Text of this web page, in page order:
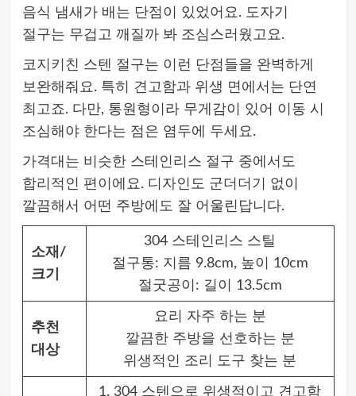
음식 냄새가 배는 단점이 있었어요. 도자기
절구는 무겁고 깨질까 봐 조심스러웠고요.
코지키친 스텐 절구는 이런 단점들을 완벽하게
보완해줘요. 특히 견고함과 위생 면에서는 단연
최고죠. 다만, 통원형이라 무게감이 있어 이동 시
조심해야 한다는 점은 염두에 두세요.
가격대는 비슷한 스테인리스 절구 중에서도
합리적인 편이에요. 디자인도 군더더기 없이
깔끔해서 어떤 주방에도 잘 어울린답니다.
소재/
크기
304 스테인리스 스틸
절구통: 지름 9.8cm, 높이 10cm
절굿공이: 길이 13.5cm
추천
대상
요리 자주 하는 분
깔끔한 주방을 선호하는 분
위생적인 조리 도구 찾는 분
1. 304 스텐으로 위생적이고 견고함